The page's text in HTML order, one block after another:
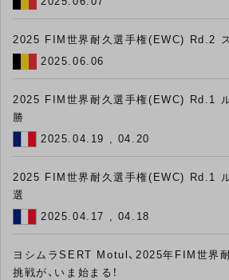
2025 FIM世界耐久選手権(EWC) Rd.2
2025.06.06
2025 FIM世界耐久選手権(EWC) Rd.1
勝
2025.04.19 , 04.20
2025 FIM世界耐久選手権(EWC) Rd.1
選
2025.04.17 , 04.18
ヨシムラSERT Motul、2025年FIM世界
挑戦が、いま始まる！